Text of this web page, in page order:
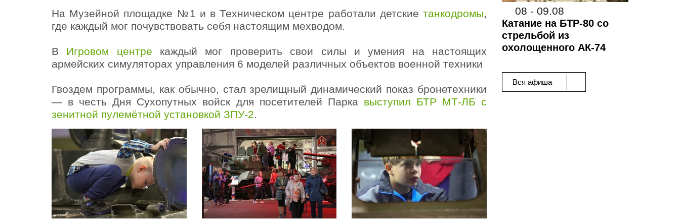
На Музейной площадке №1 и в Техническом центре работали детские танкодромы,
где каждый мог почувствовать себя настоящим мехводом.
В Игровом центре каждый мог проверить свои силы и умения на настоящих
армейских симуляторах управления 6 моделей различных объектов военной техники
Гвоздем программы, как обычно, стал зрелищный динамический показ бронетехники
— в честь Дня Сухопутных войск для посетителей Парка выступил БТР МТ-ЛБ с
зенитной пулемётной установкой ЗПУ-2.
08 - 09.08
Катание на БТР-80 со
стрельбой из
охолощенного АК-74
Вся афиша